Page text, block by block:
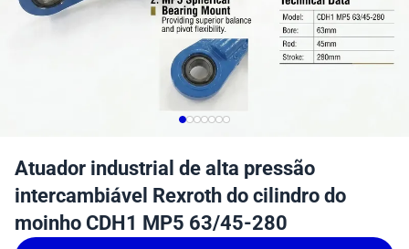
Atuador industrial de alta pressão
intercambiável Rexroth do cilindro do
moinho CDH1 MP5 63/45-280